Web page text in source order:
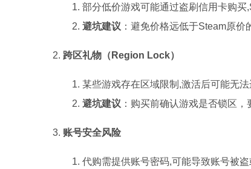
部分低价游戏可能通过盗刷信用卡购买
避坑建议 ：避免价格远低于Steam原价
跨区礼物（Region Lock）
某些游戏存在区域限制,激活后可能无法
避坑建议 ：购买前确认游戏是否锁区，
账号安全风险
代购需提供账号密码,可能导致账号被盗